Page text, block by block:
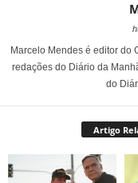
Marcelo Mendes é editor do
redações do Diário da
do
Artigo